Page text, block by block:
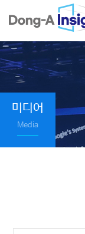
미디어
Media